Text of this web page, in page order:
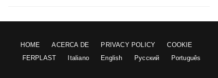
HOME ACERCA DE PRIVACY POLICY
COOKIE
FERPLAST
Italiano English Русский Português